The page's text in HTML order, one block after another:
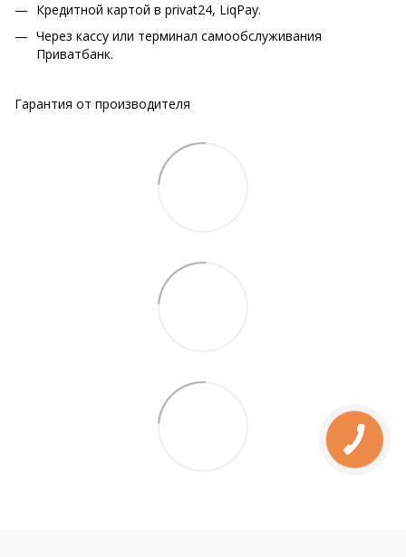
Кредитной картой в privat24, LiqPay.
Через кассу или терминал самообслуживания
Приватбанк.
Гарантия от производителя